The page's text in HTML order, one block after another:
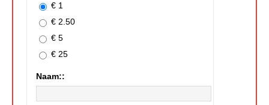
€ 1
€ 2.50
€ 5
€ 25
Naam::